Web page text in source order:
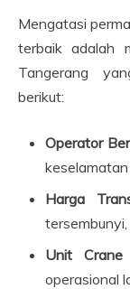
Mengatasi
terbaik adalah
Tangerang
berikut:
Operator
Harga
Unit
operasional